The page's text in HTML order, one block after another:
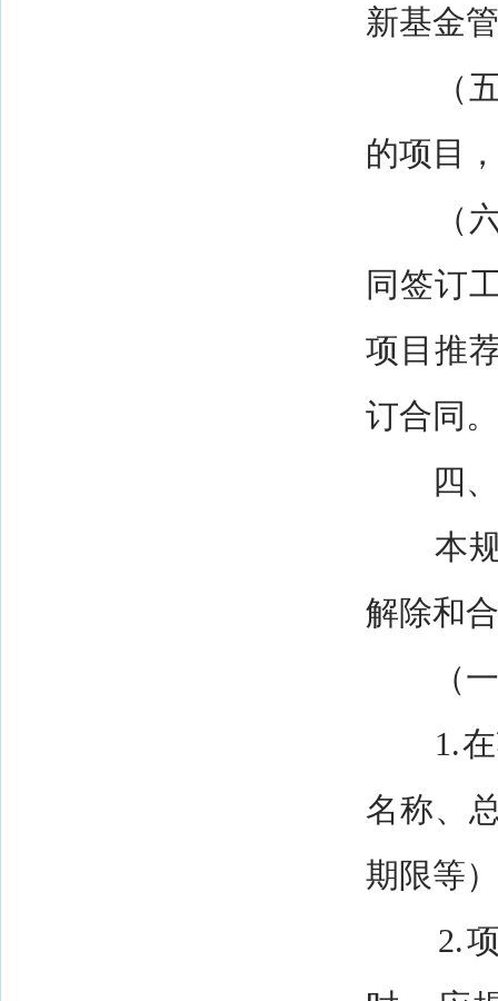
新基金
（五
的项目
（六
同签订
项目推
订合同。
四、
本规
解除和
（一
1.在项
名称、
期限等
2.项